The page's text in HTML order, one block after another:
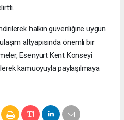
halkın güvenliğine uygun
altyapısında önemli bir
Esenyurt Kent Konseyi
kamuoyuyla paylaşılmaya